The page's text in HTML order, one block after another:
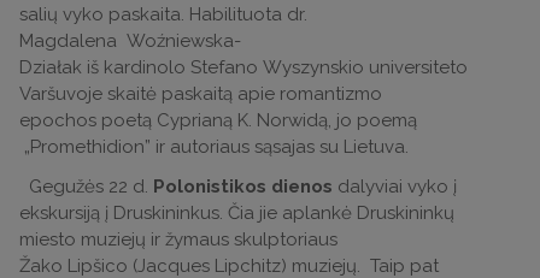
salių vyko paskaita. Habilituota dr.
Magdalena Woźniewska-
Działak iš kardinolo Stefano Wyszynskio universiteto
Varšuvoje skaitė paskaitą apie romantizmo
epochos poetą Cyprianą K. Norwidą, jo poemą
„Promethidion” ir autoriaus sąsajas su Lietuva.
Gegužės 22 d. Polonistikos dienos dalyviai vyko į
ekskursiją į Druskininkus. Čia jie aplankė Druskininkų
miesto muziejų ir žymaus skulptoriaus
Žako Lipšico (Jacques Lipchitz) muziejų. Taip pat